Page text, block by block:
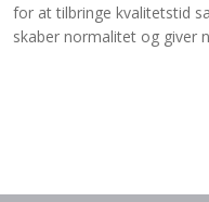
for at tilbringe kvalitetstid
skaber normalitet og giver